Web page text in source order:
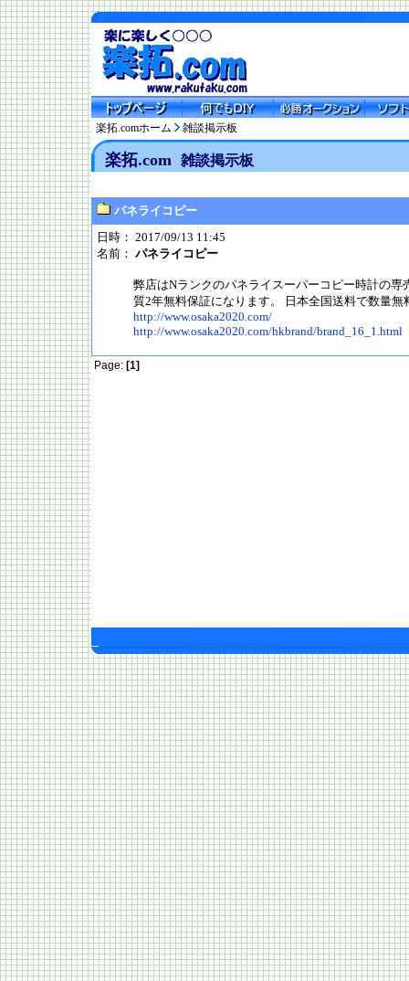
楽拓.comホーム 雑談掲示板
楽拓.com 雑談掲示板
パネライコピー
日時： 2017/09/13 11:45
名前： パネライコピー
弊店はNランクのパネライスーパーコピー時計の
質2年無料保証になります。 日本全国送料で数量無
http://www.osaka2020.com/
http://www.osaka2020.com/hkbrand/brand_16_1.html
Page: [1]